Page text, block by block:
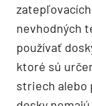
nevhodných
používať
ktoré sú
striech alebo